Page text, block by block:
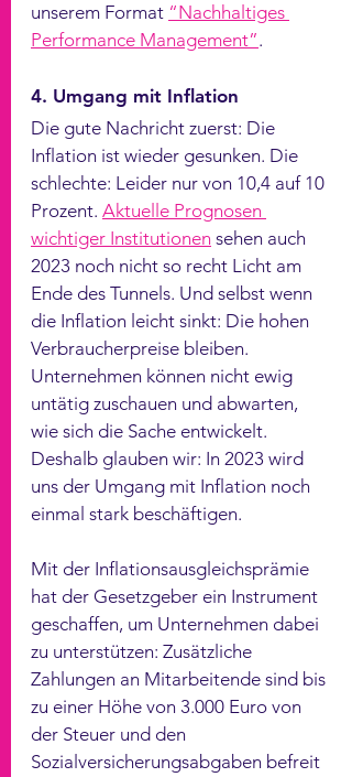
unserem Format “Nachhaltiges
Performance Management”.
4. Umgang mit Inflation
Die gute Nachricht zuerst: Die
Inflation ist wieder gesunken. Die
schlechte: Leider nur von 10,4 auf 10
Prozent. Aktuelle Prognosen
wichtiger Institutionen sehen auch
2023 noch nicht so recht Licht am
Ende des Tunnels. Und selbst wenn
die Inflation leicht sinkt: Die hohen
Verbraucherpreise bleiben.
Unternehmen können nicht ewig
untätig zuschauen und abwarten,
wie sich die Sache entwickelt.
Deshalb glauben wir: In 2023 wird
uns der Umgang mit Inflation noch
einmal stark beschäftigen.
Mit der Inflationsausgleichsprämie
hat der Gesetzgeber ein Instrument
geschaffen, um Unternehmen dabei
zu unterstützen: Zusätzliche
Zahlungen an Mitarbeitende sind bis
zu einer Höhe von 3.000 Euro von
der Steuer und den
Sozialversicherungsabgaben befreit